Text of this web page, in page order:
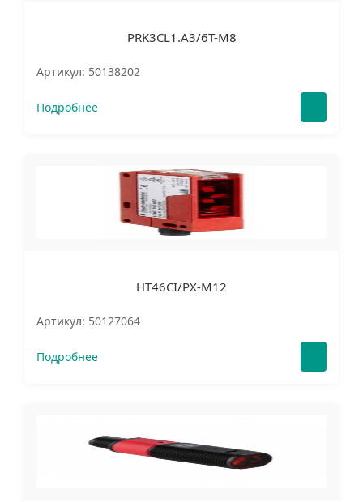
PRK3CL1.A3/6T-M8
Артикул: 50138202
Подробнее
HT46CI/PX-M12
Артикул: 50127064
Подробнее